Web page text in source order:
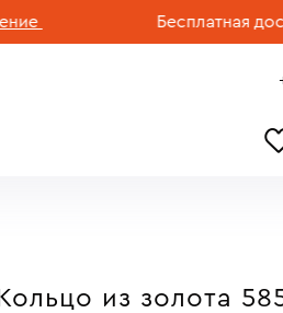
Бесплатная
Кольцо из золота